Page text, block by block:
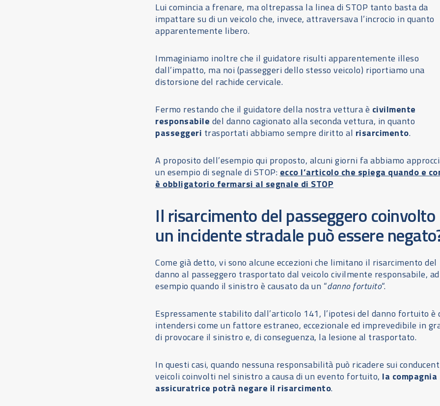
Lui comincia a frenare, ma oltrepassa la linea di STOP tanto basta da
impattare su di un veicolo che, invece, attraversava l’incrocio in quanto
apparentemente libero.
Immaginiamo inoltre che il guidatore risulti apparentemente illeso
dall’impatto, ma noi (passeggeri dello stesso veicolo) riportiamo una
distorsione del rachide cervicale.
Fermo restando che il guidatore della nostra vettura è civilmente
responsabile del danno cagionato alla seconda vettura, in quanto
passeggeri trasportati abbiamo sempre diritto al risarcimento.
A proposito dell’esempio qui proposto, alcuni giorni fa abbiamo
un esempio di segnale di STOP: ecco l’articolo che spiega quando e
è obbligatorio fermarsi al segnale di STOP
Il risarcimento del passeggero
un incidente stradale può essere
Come già detto, vi sono alcune eccezioni che limitano il risarcimento del
danno al passeggero trasportato dal veicolo civilmente responsabile, ad
esempio quando il sinistro è causato da un “danno fortuito“.
Espressamente stabilito dall’articolo 141, l’ipotesi del danno fortuito è
intendersi come un fattore estraneo, eccezionale ed imprevedibile in
di provocare il sinistro e, di conseguenza, la lesione al trasportato.
In questi casi, quando nessuna responsabilità può ricadere sui
veicoli coinvolti nel sinistro a causa di un evento fortuito, la compagnia
assicuratrice potrà negare il risarcimento.